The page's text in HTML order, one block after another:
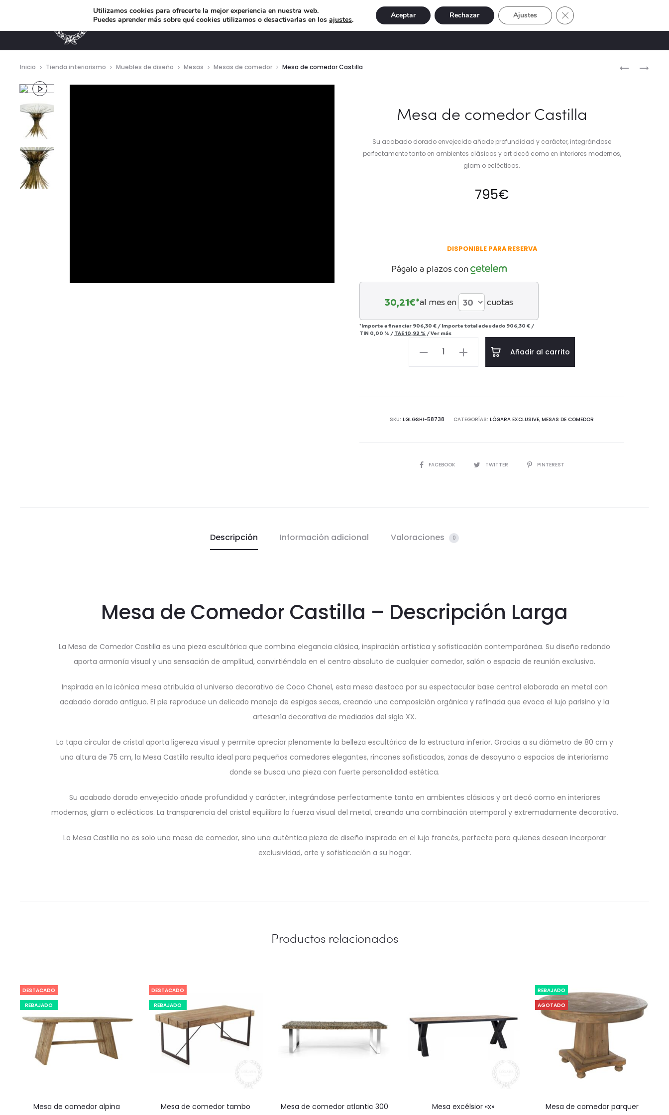
MUEBLES DE DISEÑO ILUMINACIÓN NAVIDAD EXCLUSIVE OFERTAS Buscar
LÁMPARA
LÁMPARA
Inicio Tienda interiorismo Muebles de diseño Mesas Mesas de comedor Mesa de comedor Castilla
Mesa de comedor Castilla
Su acabado dorado envejecido añade profundidad y carácter, integrándose
perfectamente tanto en ambientes clásicos y art decó como en interiores modernos,
glam o eclécticos.
795€
DISPONIBLE PARA RESERVA
Págalo a plazos con
30,21€*al mes en cuotas
*Importe a financiar 906,30 € / Importe total adeudado 906,30 € /
TIN 0,00 % / TAE10,92 % /Ver más
Añadir al carrito
SKU: LGLGSHI-58738 CATEGORÍAS: LÓGARA EXCLUSIVE, MESAS DE COMEDOR
COMPARTIR
FACEBOOK TWITTER PINTEREST
Descripción Información adicional Valoraciones 0
Mesa de Comedor Castilla – Descripción Larga
La Mesa de Comedor Castilla es una pieza escultórica que combina elegancia clásica, inspiración artística y sofisticación contemporánea. Su diseño redondo
aporta armonía visual y una sensación de amplitud, convirtiéndola en el centro absoluto de cualquier comedor, salón o espacio de reunión exclusivo.
Inspirada en la icónica mesa atribuida al universo decorativo de Coco Chanel, esta mesa destaca por su espectacular base central elaborada en metal con
acabado dorado antiguo. El pie reproduce un delicado manojo de espigas secas, creando una composición orgánica y refinada que evoca el lujo parisino y la
artesanía decorativa de mediados del siglo XX.
La tapa circular de cristal aporta ligereza visual y permite apreciar plenamente la belleza escultórica de la estructura inferior. Gracias a su diámetro de 80 cm y
una altura de 75 cm, la Mesa Castilla resulta ideal para pequeños comedores elegantes, rincones sofisticados, zonas de desayuno o espacios de interiorismo
donde se busca una pieza con fuerte personalidad estética.
Su acabado dorado envejecido añade profundidad y carácter, integrándose perfectamente tanto en ambientes clásicos y art decó como en interiores
modernos, glam o eclécticos. La transparencia del cristal equilibra la fuerza visual del metal, creando una combinación atemporal y extremadamente decorativa.
La Mesa Castilla no es solo una mesa de comedor, sino una auténtica pieza de diseño inspirada en el lujo francés, perfecta para quienes desean incorporar
exclusividad, arte y sofisticación a su hogar.
Productos relacionados
DESTACADO
REBAJADO
mesa de comedor alpina
DESTACADO
REBAJADO
mesa de comedor tambo mesa de comedor atlantic 300
producto
mesa excélsior «x»
REBAJADO
AGOTADO
mesa de comedor parquer
Utilizamos cookies para ofrecerte la mejor experiencia en nuestra web.
Puedes aprender más sobre qué cookies utilizamos o desactivarlas en losajustes. Aceptar Rechazar Ajustes Cerrar el banner de cookies